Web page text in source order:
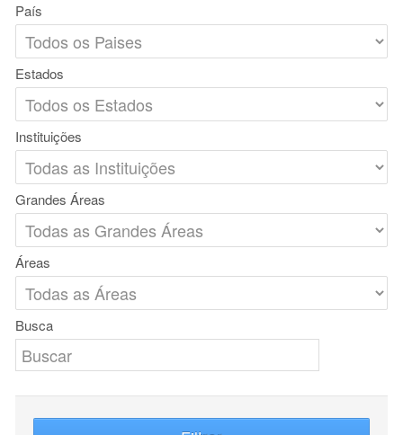
País
Estados
Instituições
Grandes Áreas
Áreas
Busca